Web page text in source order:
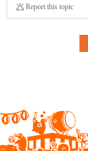
Report this topic